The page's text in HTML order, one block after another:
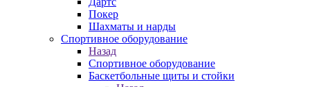
Покер
Шахматы и нарды
Спортивное оборудование
Назад
Спортивное оборудование
Баскетбольные щиты и стойки